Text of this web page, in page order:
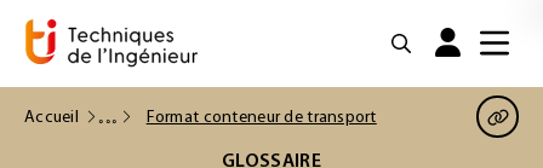
Accueil Format conteneur de transport
GLOSSAIRE